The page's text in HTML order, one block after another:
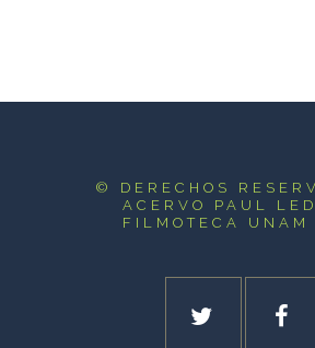
© DERECHOS
ACERVO PAUL
FILMOTECA UNAM